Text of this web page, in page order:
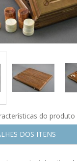
do produto
DOS ITENS